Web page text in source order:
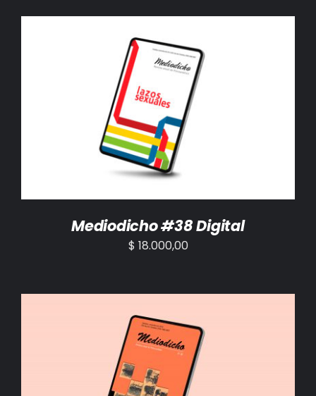
AÑADIR AL CARRITO /
Mediodicho #38 Digital
$ 18.000,00
AÑADIR AL CARRITO /